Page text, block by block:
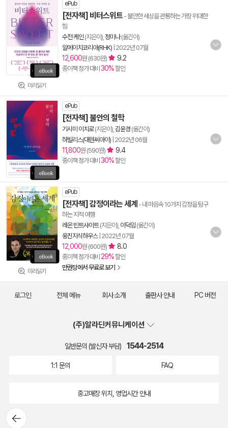
미리읽기
ePub
[전자책] 비터스위트 - 불안한 세상을 관통하는 가장 위대한
힘
수전 케인 (지은이), 정미나(옮긴이)
알에이치코리아(RHK) 2022년 07월
12,600원 (630원) 9.2
종이책 정가 대비 30%할인
ePub
[전자책] 불안의 철학
기시미 이치로(지은이), 김윤경 (옮긴이)
하빌리스(대원씨아이) 2022년 06월
11,800원 (590원) 9.4
종이책 정가 대비 30%할인
미리읽기
ePub
[전자책] 감정이라는 세계 - 내 마음속 10가지 감정을 탐구
하는 지적 여행
레온 빈트샤이트(지은이), 이덕임 (옮긴이)
웅진지식하우스| 2022년 07월
12,000원 (600원) 8.0
종이책 정가 대비 29%할인
만권당에서 무료로 보기
뒤로가
기
로그인 전체 메뉴 회사 소개 출판사 안내 PC 버전
(주)알라딘커뮤니케이션
일반문의 (발신자 부담) 1544-2514
1:1 문의 FAQ
중고매장 위치, 영업시간 안내